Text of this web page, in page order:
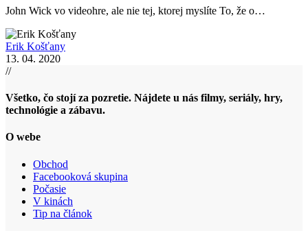
John Wick vo videohre, ale nie tej, ktorej myslíte To, že o…
Erik Košťany
13. 04. 2020
//
Všetko, čo stojí za pozretie. Nájdete u nás filmy, seriály, hry,
technológie a zábavu.
O webe
Obchod
Facebooková skupina
Počasie
V kinách
Tip na článok